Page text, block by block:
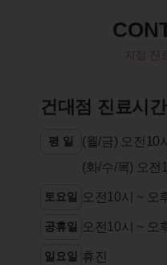
지점 진
건대점 진료시간
평 일
(월/금) 오전10
(화/수/목) 오전
토요일 오전10시 ~ 오
공휴일 오전10시 ~ 오
일요일 휴진